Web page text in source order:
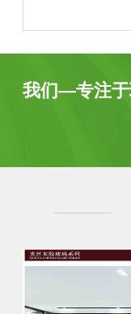
我们—专注于